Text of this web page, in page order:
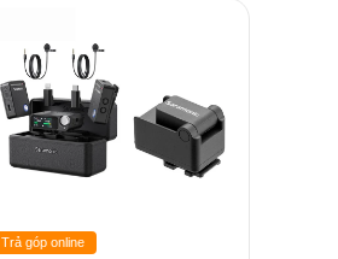
Trả góp online